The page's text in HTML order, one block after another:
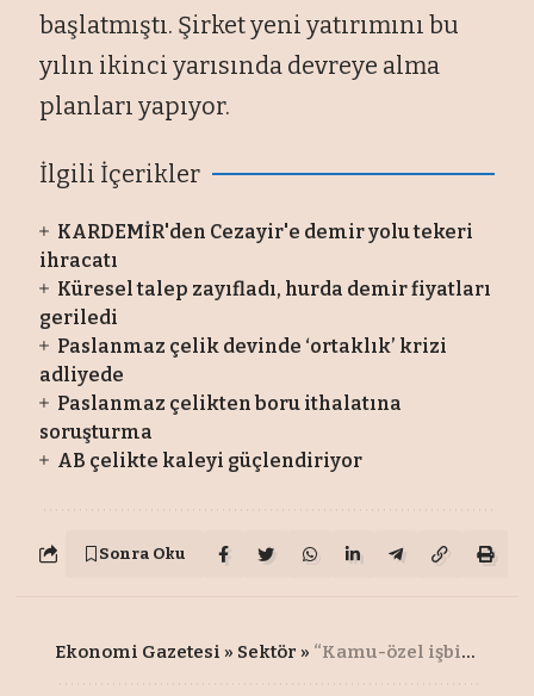
başlatmıştı. Şirket yeni yatırımını bu
yılın ikinci yarısında devreye alma
planları yapıyor.
İlgili İçerikler
KARDEMİR'den Cezayir'e demir yolu tekeri
ihracatı
Küresel talep zayıfladı, hurda demir fiyatları
geriledi
Paslanmaz çelik devinde ‘ortaklık’ krizi
adliyede
Paslanmaz çelikten boru ithalatına
soruşturma
AB çelikte kaleyi güçlendiriyor
Sonra Oku
Ekonomi Gazetesi » Sektör » “Kamu-özel işbirliği projelerinde, yeniden müzakere ve anlaşmazlık farklı kavramlar"